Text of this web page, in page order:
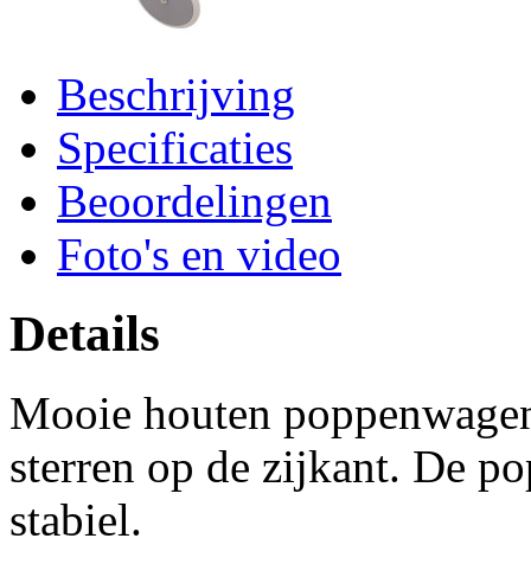
Beschrijving
Specificaties
Beoordelingen
Foto's en video
Details
Mooie houten
sterren op de zijkant. De
stabiel.